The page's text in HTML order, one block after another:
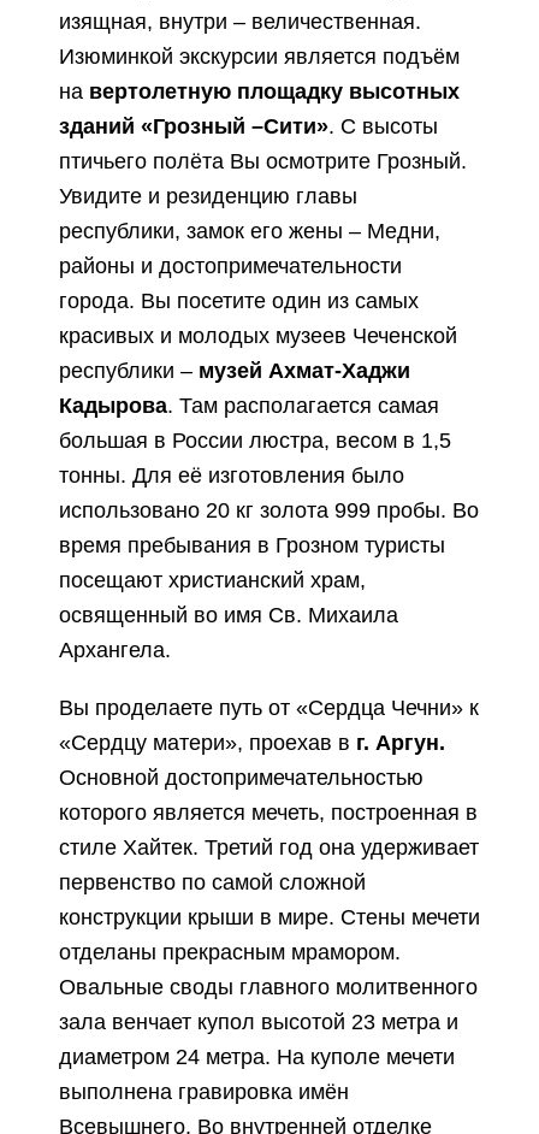
изящная, внутри – величественная.
Изюминкой экскурсии является подъём
на вертолетную площадку высотных
зданий «Грозный –Сити». С высоты
птичьего полёта Вы осмотрите Грозный.
Увидите и резиденцию главы
республики, замок его жены – Медни,
районы и достопримечательности
города. Вы посетите один из самых
красивых и молодых музеев Чеченской
республики – музей Ахмат-Хаджи
Кадырова. Там располагается самая
большая в России люстра, весом в 1,5
тонны. Для её изготовления было
использовано 20 кг золота 999 пробы. Во
время пребывания в Грозном туристы
посещают христианский храм,
освященный во имя Св. Михаила
Архангела.
Вы проделаете путь от «Сердца Чечни» к
«Сердцу матери», проехав в г. Аргун.
Основной достопримечательностью
которого является мечеть, построенная в
стиле Хайтек. Третий год она удерживает
первенство по самой сложной
конструкции крыши в мире. Стены мечети
отделаны прекрасным мрамором.
Овальные своды главного молитвенного
зала венчает купол высотой 23 метра и
диаметром 24 метра. На куполе мечети
выполнена гравировка имён
Всевышнего. Во внутренней отделке